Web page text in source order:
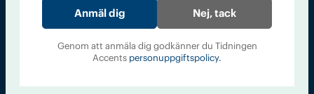
Chefredaktör och ansvarig utgivare: Barbro Janson Lundkvist,
barbro@a4.se.
Nej, tack
Genom att anmäla dig godkänner du Tidningen
Accents personuppgiftspolicy.